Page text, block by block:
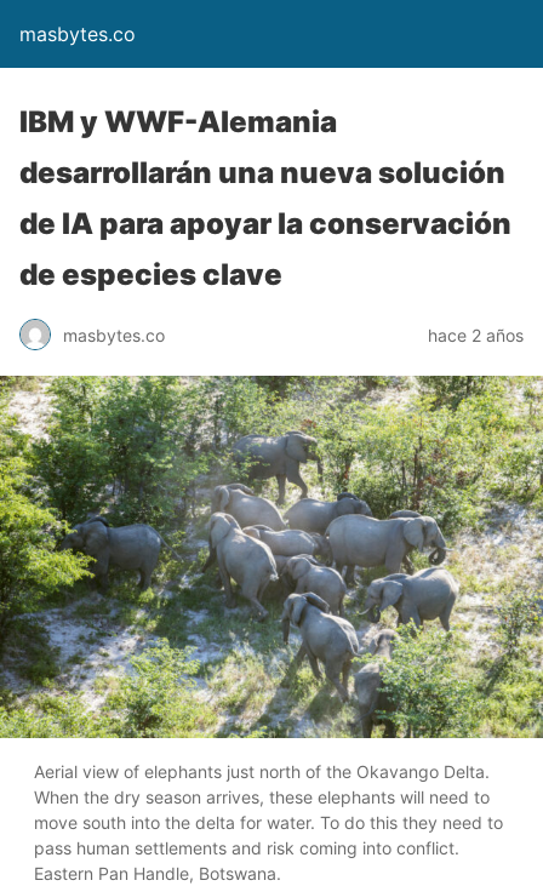
masbytes.co
IBM y WWF-Alemania
desarrollarán una nueva solución
de IA para apoyar la conservación
de especies clave
masbytes.co hace 2 años
Aerial view of elephants just north of the Okavango Delta.
When the dry season arrives, these elephants will need to
move south into the delta for water. To do this they need to
pass human settlements and risk coming into conflict.
Eastern Pan Handle, Botswana.